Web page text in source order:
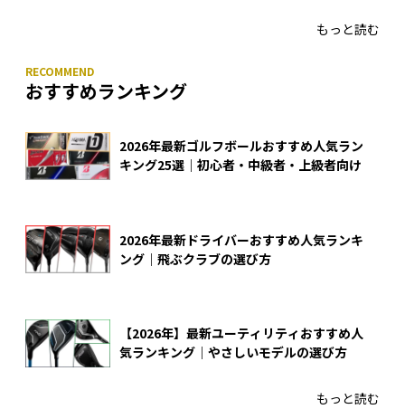
もっと読む
おすすめランキング
2026年最新ゴルフボールおすすめ人気ラン
キング25選｜初心者・中級者・上級者向け
2026年最新ドライバーおすすめ人気ランキ
ング｜飛ぶクラブの選び方
【2026年】最新ユーティリティおすすめ人
気ランキング｜やさしいモデルの選び方
もっと読む